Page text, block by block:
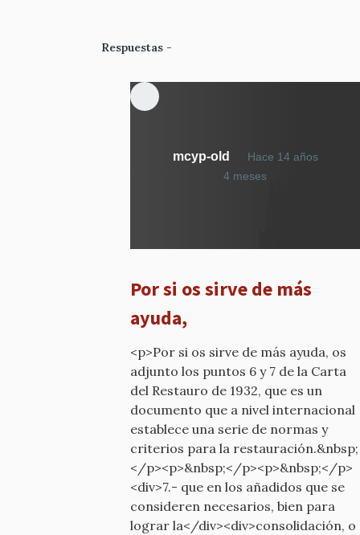
Respuestas
mcyp-old
Hace 14 años
4 meses
calificativo
dicho?
old
Por si os sirve de más
ayuda,
<p>Por si os sirve de más ayuda, os
adjunto los puntos 6 y 7 de la Carta
del Restauro de 1932, que es un
documento que a nivel internacional
establece una serie de normas y
criterios para la restauración.&nbsp;
</p><p>&nbsp;</p><p>&nbsp;</p>
<div>7.- que en los añadidos que se
consideren necesarios, bien para
lograr la</div><div>consolidación, o